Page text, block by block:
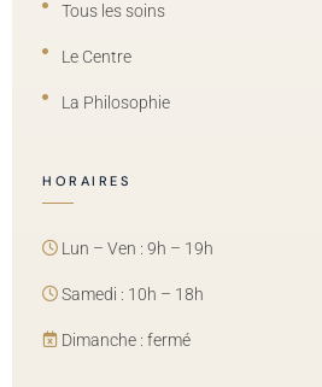
Tous les soins
Le Centre
La Philosophie
HORAIRES
Lun – Ven : 9h – 19h
Samedi : 10h – 18h
Dimanche : fermé